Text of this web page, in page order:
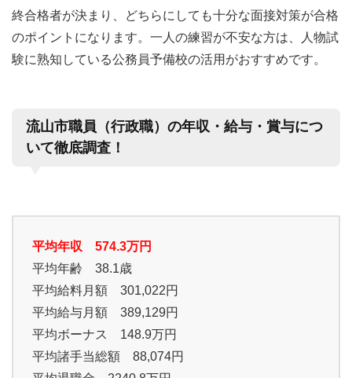
終合格者が決まり、どちらにしても十分な面接対策が合格
のポイントになります。一人の練習が不安な方は、人物試
験に熟知している公務員予備校の活用がおすすめです。
流山市職員（行政職）の年収・給与・賞与につ
いて徹底調査！
平均年収 574.3万円
平均年齢 38.1歳
平均給料月額 301,022円
平均給与月額 389,129円
平均ボーナス 148.9万円
平均諸手当総額 88,074円